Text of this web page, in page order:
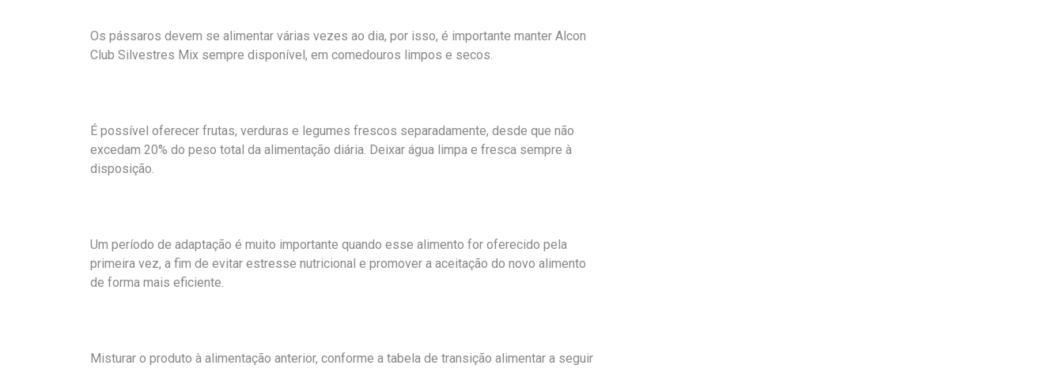
Os pássaros devem se alimentar várias vezes ao dia, por isso, é importante manter Alcon
Club Silvestres Mix sempre disponível, em comedouros limpos e secos.
É possível oferecer frutas, verduras e legumes frescos separadamente, desde que não
excedam 20% do peso total da alimentação diária. Deixar água limpa e fresca sempre à
disposição.
Um período de adaptação é muito importante quando esse alimento for oferecido pela
primeira vez, a fim de evitar estresse nutricional e promover a aceitação do novo alimento
de forma mais eficiente.
Misturar o produto à alimentação anterior, conforme a tabela de transição alimentar a seguir